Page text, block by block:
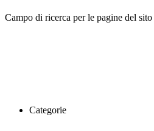
Campo di ricerca per le pagine del sito
Categorie